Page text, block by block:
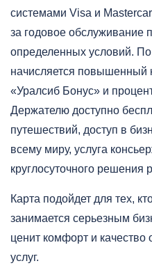
системами Visa и
за годовое обслуживание
определенных условий.
начисляется повышенный
«Уралсиб Бонус» и
Держателю доступно
путешествий, доступ в
всему миру, услуга
круглосуточного решения
Карта подойдет для тех,
занимается серьезным
ценит комфорт и
услуг.